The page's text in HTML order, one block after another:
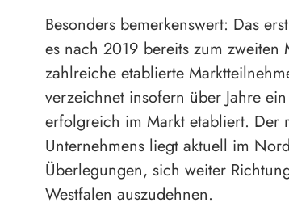
Besonders bemerkenswert: Das
es nach 2019 bereits zum
zahlreiche etablierte
verzeichnet insofern über Jahre
erfolgreich im Markt etabliert. Der
Unternehmens liegt aktuell im
Überlegungen, sich weiter
Westfalen auszudehnen.